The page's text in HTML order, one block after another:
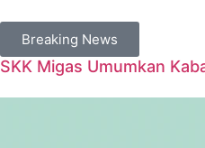
Breaking News
SKK Migas Umumkan